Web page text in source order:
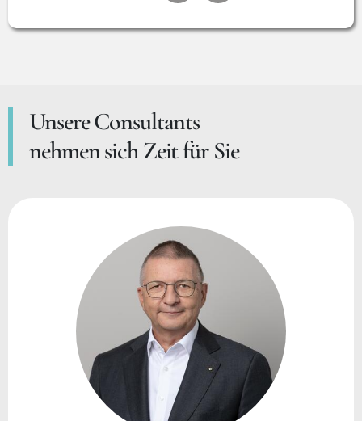
Unsere Consultants
nehmen sich Zeit für Sie